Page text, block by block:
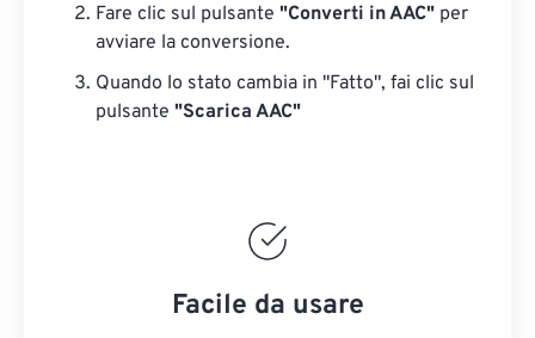
Fare clic sul pulsante "Converti in AAC" per
avviare la conversione.
Quando lo stato cambia in "Fatto", fai clic sul
pulsante "Scarica AAC"
Facile da usare